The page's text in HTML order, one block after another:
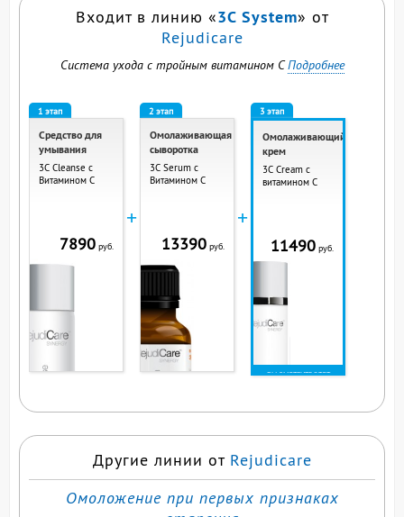
Входит в линию «3C System» от
Rejudicare
Система ухода с тройным витамином СПодробнее
1 этап
Средство для
умывания
3C Cleanse с
Витамином С
7890 руб.
+
2 этап
Омолаживающая
сыворотка
3C Serum с
Витамином С
13390 руб.
+
3 этап
Омолаживающий
крем
3C Cream с
витамином С
ВЫ СМОТРИТЕ ЭТОТ
11490 руб.
Другие линии от Rejudicare
Омоложение при первых признаках